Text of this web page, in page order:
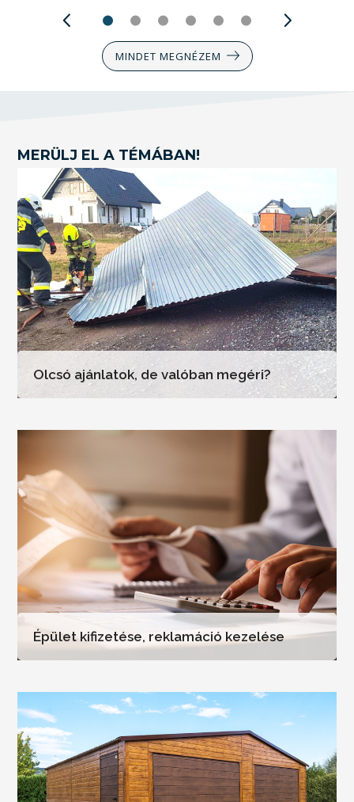
MINDET MEGNÉZEM
MERÜLJ EL A TÉMÁBAN!
Olcsó ajánlatok, de valóban megéri?
Épület kifizetése, reklamáció kezelése